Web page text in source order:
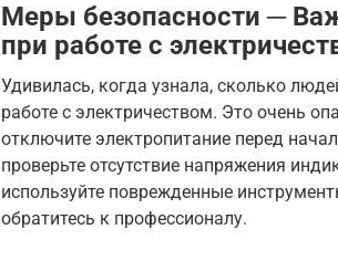
Меры безопасности ─
при работе с
Удивилась, когда узнала, сколько
работе с электричеством. Это очень
отключите электропитание перед
проверьте отсутствие напряжения
используйте поврежденные
обратитесь к профессионалу.